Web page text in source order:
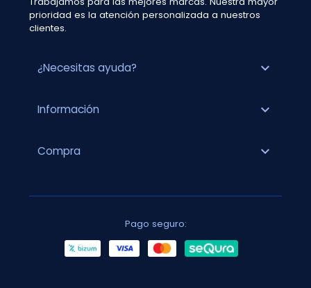
prioridad es la atención personalizada a nuestros
clientes.
¿Necesitas ayuda? expand_more
Información expand_more
Compra expand_more
Pago seguro: